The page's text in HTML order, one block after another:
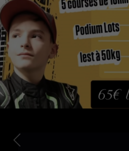
Previous